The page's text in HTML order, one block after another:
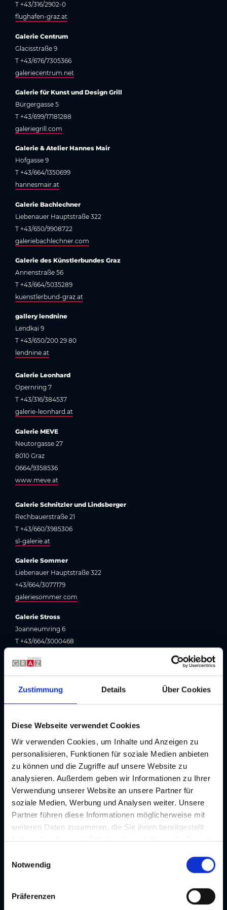
Zustimmung Details Über Cookies
Diese Webseite verwendet Cookies
Wir verwenden Cookies, um Inhalte und Anzeigen zu
personalisieren, Funktionen für soziale Medien anbieten
zu können und die Zugriffe auf unsere Website zu
analysieren. Außerdem geben wir Informationen zu Ihrer
Verwendung unserer Website an unsere Partner für
soziale Medien, Werbung und Analysen weiter. Unsere
Partner führen diese Informationen möglicherweise mit
weiteren Daten zusammen, die Sie ihnen bereitgestellt
haben oder die sie im Rahmen Ihrer Nutzung der Dienste
an Dritte weitergegeben und an Dritte in Ländern, in
denen kein angemessenes Datenschutzniveau vorliegt
und von diesen verarbeitet wird, z. B. die USA. Ihre
Einwilligung ist stets freiwillig und umfasst gemäß Art 49
Notwendig
Präferenzen
T +43/316/2902-0
flughafen-graz.at
Galerie Centrum
Glacisstraße 9
T +43/676/7305366
galeriecentrum.net
Galerie für Kunst und Design Grill
Bürgergasse 5
T +43/699/17181288
galeriegrill.com
Galerie & Atelier Hannes Mair
Hofgasse 9
T +43/664/1350699
hannesmair.at
Galerie Bachlechner
Liebenauer Hauptstraße 322
T +43/650/9908722
galeriebachlechner.com
Galerie des Künstlerbundes Graz
Annenstraße 56
T +43/664/5035289
kuenstlerbund-graz.at
gallery lendnine
Lendkai 9
T +43/650/200 29 80
lendnine.at
Galerie Leonhard
Opernring 7
T +43/316/384537
galerie-leonhard.at
Galerie MEVE
Neutorgasse 27
8010 Graz
0664/9358536
www.meve.at
Galerie Schnitzler und Lindsberger
Rechbauerstraße 21
T +43/660/3985306
sl-galerie.at
Galerie Sommer
Liebenauer Hauptstraße 322
+43/664/3077179
galeriesommer.com
Galerie Stross
Joanneumring 6
T +43/664/3000468
Opernring 7
gottrekorder
Rechbauerstraße 19
T +43/650/73 60 782
gottrekorder.com
Grazer Kunstverein
Burggasse 4
Hofgalerie Hannes Mair
T +43/664/1350699
Kultum Galerie